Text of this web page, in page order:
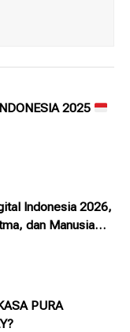
2025
Indonesia 2026,
dan Manusia
PURA